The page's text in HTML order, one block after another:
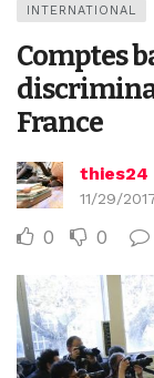
INTERNATIONAL
Comptes
France
thies24
11/29/
0 0